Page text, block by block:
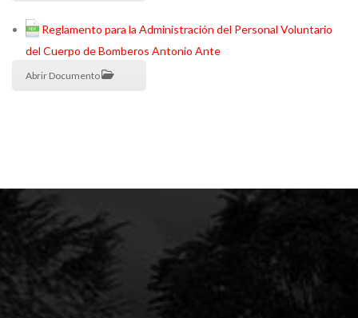
Reglamento para la Administración del Personal Voluntario
del Cuerpo de Bomberos Antonio Ante
Abrir Documento